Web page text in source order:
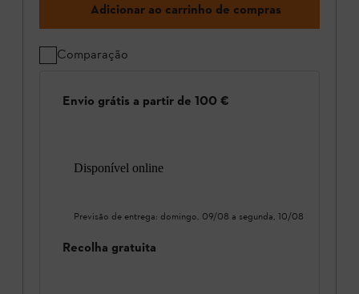
Adicionar ao carrinho de compras
Comparação
Envio grátis a partir de 100 €
Disponível online
Previsão de entrega: domingo, 09/08 a segunda, 10/08
Recolha gratuita